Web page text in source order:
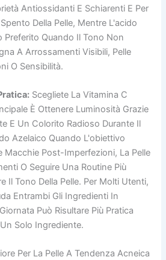
Antiossidanti E Schiarenti E Per
Della Pelle, Mentre L'acido
Preferito Quando Il Tono Non
A Arrossamenti Visibili, Pelle
O Sensibilità.
Scegliete La Vitamina C
È Ottenere Luminosità Grazie
E Un Colorito Radioso Durante Il
Azelaico Quando L'obiettivo
Macchie Post-Imperfezioni, La Pelle
O Seguire Una Routine Più
Il Tono Della Pelle. Per Molti Utenti,
Entrambi Gli Ingredienti In
Può Risultare Più Pratica
Solo Ingrediente.
Per La Pelle A Tendenza Acneica